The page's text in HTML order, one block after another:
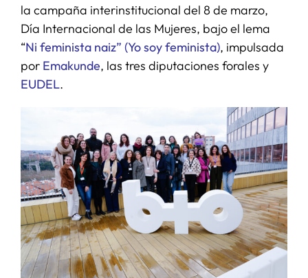
la campaña interinstitucional del 8 de marzo,
Día Internacional de las Mujeres, bajo el lema
“Ni feminista naiz” (Yo soy feminista), impulsada
por Emakunde, las tres diputaciones forales y
EUDEL.